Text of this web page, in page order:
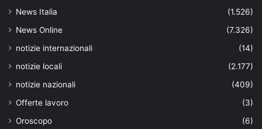
News Italia
(1.526)
News Online
(7.326)
notizie internazionali
(14)
notizie locali
(2.177)
notizie nazionali
(409)
Offerte lavoro
(3)
Oroscopo
(6)